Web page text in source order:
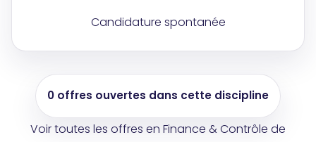
Candidature spontanée
0 offres ouvertes dans cette discipline
Voir toutes les offres en Finance & Contrôle de